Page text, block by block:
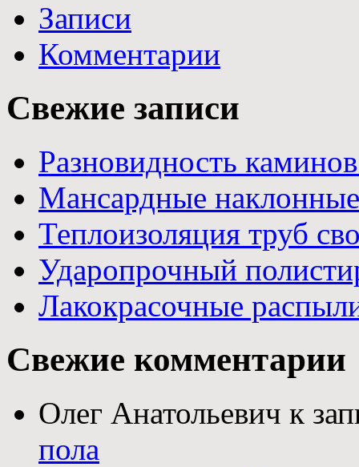
Записи
Комментарии
Свежие записи
Разновидность
Мансардные
Теплоизоляция труб
Ударопрочный
Лакокрасочные
Свежие комментарии
Олег Анатольевич к
пола